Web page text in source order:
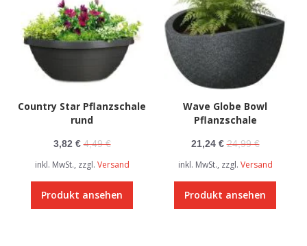
Country Star Pflanzschale
rund
3,82 € 4,49 €
inkl. MwSt., zzgl. Versand
Produkt ansehen
Wave Globe Bowl
Pflanzschale
21,24 € 24,99 €
inkl. MwSt., zzgl. Versand
Produkt ansehen